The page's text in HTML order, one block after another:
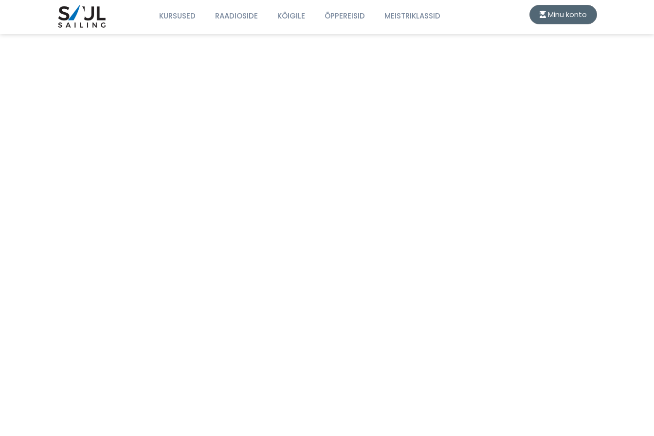
KURSUSED RAADIOSIDE KÕIGILE ÕPPEREISID MEISTRIKLASSID Minu konto